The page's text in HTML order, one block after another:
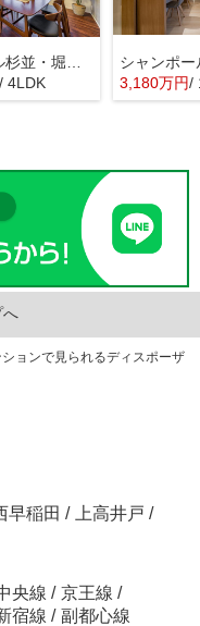
/ 4LDK 3,180万円/
へ
ションで見られるディスポーザ
早稲田 / 上高井戸 /
央線 / 京王線 /
宿線 / 副都心線